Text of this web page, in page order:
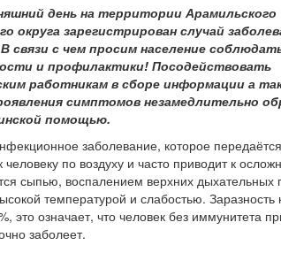
день на территории Арамильского
округа зарегистрирован случай
связи с чем просим население
и профилактики! Посодействовать
работникам в сборе информации а
симптомов незамедлительно
помощью.
заболевание, которое
человеку по воздуху и часто приводит к
сыпью, воспалением верхних дыхательных
температурой и слабостью.
это означает, что человек без иммунитета
заболеет.